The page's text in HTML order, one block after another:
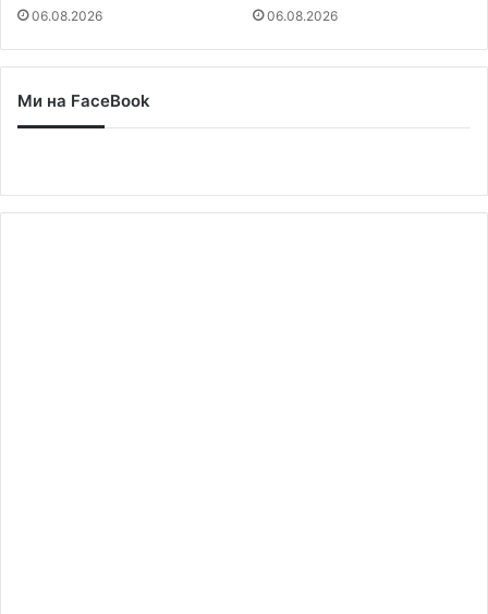
06.08.2026 06.08.2026
Ми на FaceBook